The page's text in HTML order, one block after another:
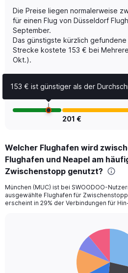
Y
axis
displaying
Number
of
flights.
to
2.4.
Die Preise liegen normalerweise
für einen Flug von Düsseldorf
September.
Das günstigste kürzlich
Strecke kostete 153 € bei
Okt.).
201 €
Welcher Flughafen wird
Flughafen und Neapel am
Zwischenstopp genutzt?
München (MUC) ist bei SWOODOO-
ausgewählte Flughafen für
erscheint in 29% der Verbindungen für
153 € ist günstiger als der